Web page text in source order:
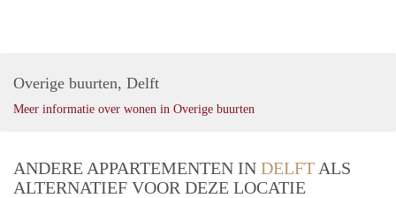
Overige buurten, Delft
Meer informatie over wonen in Overige buurten
ANDERE APPARTEMENTEN IN DELFT ALS
ALTERNATIEF VOOR DEZE LOCATIE